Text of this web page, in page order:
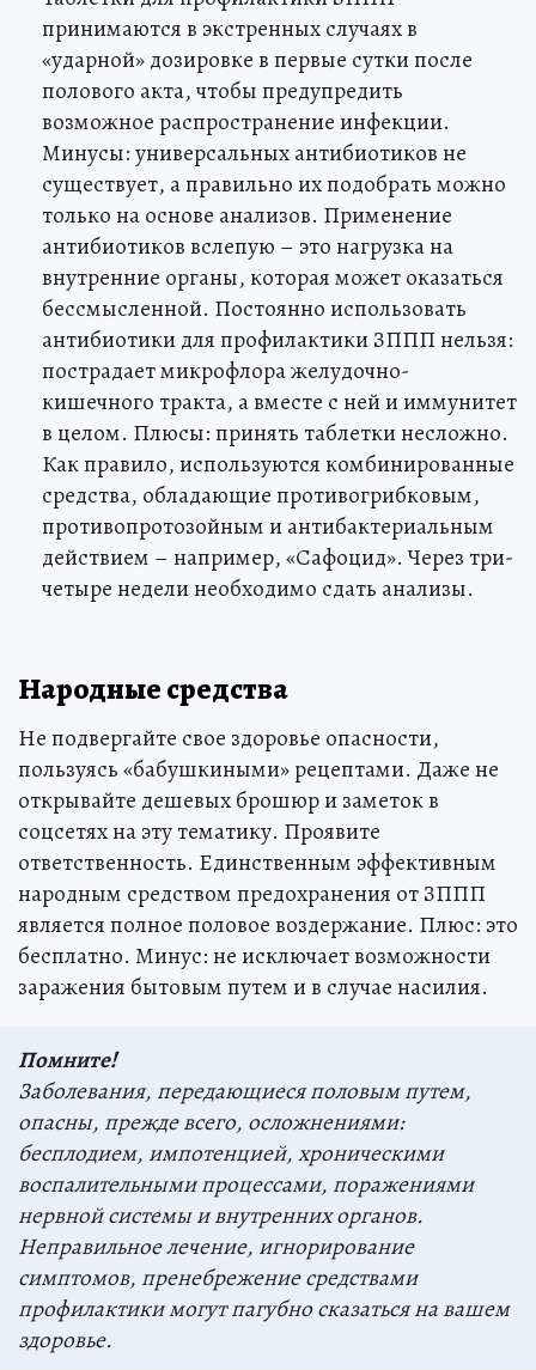
принимаются в экстренных случаях в
«ударной» дозировке в первые сутки после
полового акта, чтобы предупредить
возможное распространение инфекции.
Минусы: универсальных антибиотиков не
существует, а правильно их подобрать можно
только на основе анализов. Применение
антибиотиков вслепую – это нагрузка на
внутренние органы, которая может оказаться
бессмысленной. Постоянно использовать
антибиотики для профилактики ЗППП нельзя:
пострадает микрофлора желудочно-
кишечного тракта, а вместе с ней и иммунитет
в целом. Плюсы: принять таблетки несложно.
Как правило, используются комбинированные
средства, обладающие противогрибковым,
противопротозойным и антибактериальным
действием – например, «Сафоцид». Через три-
четыре недели необходимо сдать анализы.
Народные средства
Не подвергайте свое здоровье опасности,
пользуясь «бабушкиными» рецептами. Даже не
открывайте дешевых брошюр и заметок в
соцсетях на эту тематику. Проявите
ответственность. Единственным эффективным
народным средством предохранения от ЗППП
является полное половое воздержание. Плюс: это
бесплатно. Минус: не исключает возможности
заражения бытовым путем и в случае насилия.
Помните!
Заболевания, передающиеся половым путем,
опасны, прежде всего, осложнениями:
бесплодием, импотенцией, хроническими
воспалительными процессами, поражениями
нервной системы и внутренних органов.
Неправильное лечение, игнорирование
симптомов, пренебрежение средствами
профилактики могут пагубно сказаться на вашем
здоровье.